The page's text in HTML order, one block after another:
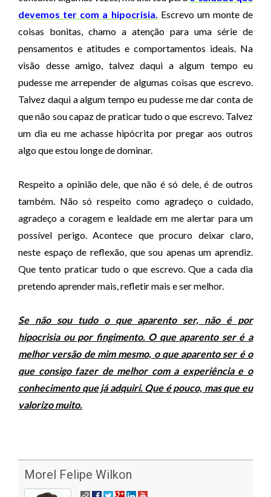
devemos ter com a hipocrisia. Escrevo um monte de
coisas bonitas, chamo a atenção para uma série de
pensamentos e atitudes e comportamentos ideais. Na
visão desse amigo, talvez daqui a algum tempo eu
pudesse me arrepender de algumas coisas que escrevo.
Talvez daqui a algum tempo eu pudesse me dar conta de
que não sou capaz de praticar tudo o que escrevo. Talvez
um dia eu me achasse hipócrita por pregar aos outros
algo que estou longe de dominar.
Respeito a opinião dele, que não é só dele, é de outros
também. Não só respeito como agradeço o cuidado,
agradeço a coragem e lealdade em me alertar para um
possível perigo. Acontece que procuro deixar claro,
neste espaço de reflexão, que sou apenas um aprendiz.
Que tento praticar tudo o que escrevo. Que a cada dia
pretendo aprender mais, refletir mais e ser melhor.
Se não sou tudo o que aparento ser, não é por
hipocrisia ou por fingimento. O que aparento ser é a
melhor versão de mim mesmo, o que aparento ser é o
que consigo fazer de melhor com a experiência e o
conhecimento que já adquiri. Que é pouco, mas que eu
valorizo muito.
Morel Felipe Wilkon